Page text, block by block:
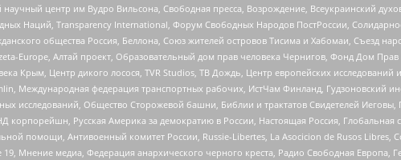
центр им Вудро Вильсона, Свободная пресса, Возрождение, Всеукраинский
Наций, Transparеncy International, Форум Свободных Народов ПостРоссии,
общества Россия, Беллона, Союз жителей островов Тисима и Хабомаи, Съезд
Europe, Алтай проект, Образовательный дом прав человека Чернигов, Фонд Дом Прав
Крым, Центр дикого лосося, TVR Studios, ТВ Дождь, Центр европейских
Международная федерация транспортных рабочих, ИстЧам Финланд, Гудзоновский
исследований, Общество Сторожевой башни, Библии и трактатов Свидетелей Иеговы,
Русская Америка за демократию в России, Настоящая Россия, Глобальная
помощи, Антивоенный комитет России, Russie-Libertes, La Asocicion de Rusos Libres,
Мнение медиа, Федерация анархического черного креста, Радио Свободная Европа,